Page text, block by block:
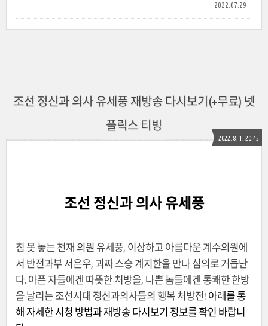
2022.07.29
조선 정신과 의사 유세풍 재방송 다시보기(+무료) 넷
플릭스 티빙
2022. 8. 1. 20:45
조선 정신과 의사 유세풍
침 못 놓는 천재 의원 유세풍, 이상하고 아름다운 계수의원에
서 반전과부 서은우, 괴짜 스승 계지한을 만나 심의로 거듭난
다. 아픈 자들에겐 따뜻한 처방을, 나쁜 놈들에겐 통쾌한 한방
을 날리는 조선시대 정신과의사들의 행복 처방전! 아래를 통
해 자세한 시청 방법과 재방송 다시보기 정보를 확인 바랍니